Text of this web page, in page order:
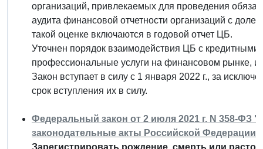
организаций, привлекаемых для проведения
аудита финансовой отчетности организаций с
такой оценке включаются в годовой отчет ЦБ.
Уточнен порядок взаимодействия ЦБ с
профессиональные услуги на финансовом рынке,
Закон вступает в силу с 1 января 2022 г., за
срок вступления их в силу.
Федеральный закон от 2 июля 2021 г. N 358-ФЗ
законодательные акты Российской Федерации"
Зарегистрировать рождение, смерть или